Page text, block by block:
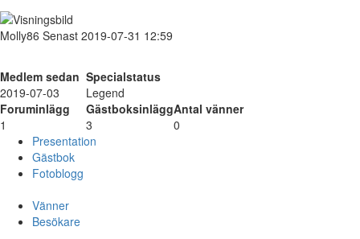
Molly86 Senast 2019-07-31 12:59
Medlem sedan Specialstatus
2019-07-03
Legend
Foruminlägg
GästboksinläggAntal vänner
1
3
0
Presentation
Gästbok
Fotoblogg
Vänner
Besökare